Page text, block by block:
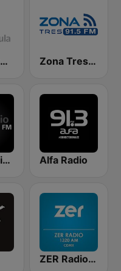
Radio Fórmula 103.3 FM Zona Tres 91.5 FM
UAM Radio 94.1 Alfa Radio
ZER Radio 1320 AM